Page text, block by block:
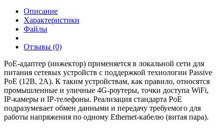
Описание
Характеристики
Файлы
Отзывы (0)
PoE-адаптер (инжектор) применяется в локальной сети для
питания сетевых устройств с поддержкой технологии Passive
PoE (12В, 2А). К таким устройствам, как правило, относятся
промышленные и уличные 4G-роутеры, точки доступа WiFi,
IP-камеры и IP-телефоны. Реализация стандарта PoE
подразумевает обмен данными и передачу требуемого для
работы напряжения по одному Ethernet-кабелю (витая пара).